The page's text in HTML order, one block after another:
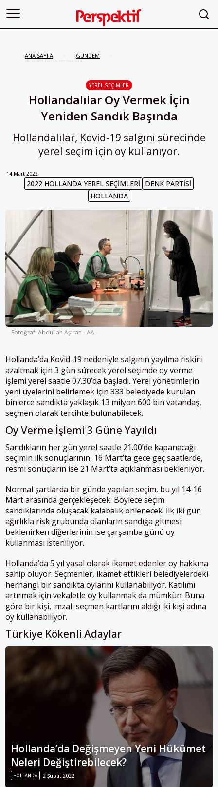
ANA SAYFA GÜNDEM
Hollandalılar Oy Vermek İçin
YEREL SEÇIMLER
Hollandalılar Oy Vermek İçin
Yeniden Sandık Başında
Hollandalılar, Kovid-19 salgını sürecinde
yerel seçim için oy kullanıyor.
14 Mart 2022
2022 HOLLANDA YEREL SEÇIMLERI
DENK PARTISI
HOLLANDA
Fotoğraf: Abdullah Aşıran - AA.
Hollanda’da Kovid-19 nedeniyle salgının yayılma riskini
azaltmak için 3 gün sürecek yerel seçimde oy verme
işlemi yerel saatle 07.30’da başladı. Yerel yönetimlerin
yeni üyelerini belirlemek için 333 belediyede kurulan
binlerce sandıkta yaklaşık 13 milyon 600 bin vatandaş,
seçmen olarak tercihte bulunabilecek.
Oy Verme İşlemi 3 Güne Yayıldı
Sandıkların her gün yerel saatle 21.00’de kapanacağı
seçimin ilk sonuçlarının, 16 Mart’ta gece geç saatlerde,
resmi sonuçların ise 21 Mart’ta açıklanması bekleniyor.
Normal şartlarda bir günde yapılan seçim, bu yıl 14-16
Mart arasında gerçekleşecek. Böylece seçim
sandıklarında oluşacak kalabalık önlenecek. İlk iki gün
ağırlıkla risk grubunda olanların sandığa gitmesi
beklenirken diğerlerinin ise çarşamba günü oy
kullanması isteniliyor.
Hollanda’da 5 yıl yasal olarak ikamet edenler oy hakkına
sahip oluyor. Seçmenler, ikamet ettikleri belediyelerdeki
herhangi bir sandıkta oylarını kullanabiliyor. Katılımı
artırmak için vekaletle oy kullanmak da mümkün. Buna
göre bir kişi, imzalı seçmen kartlarını aldığı iki kişi adına
oy kullanabiliyor.
Türkiye Kökenli Adaylar
Hollanda’da Değişmeyen Yeni Hükûmet
Neleri Değiştirebilecek?
HOLLANDA 2 Şubat 2022